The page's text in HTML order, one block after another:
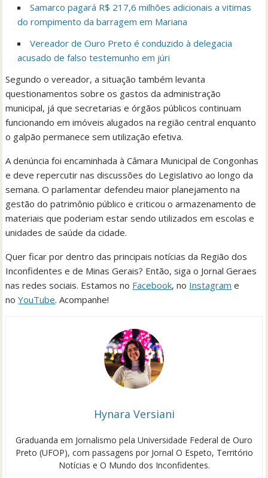
Samarco pagará R$ 217,6 milhões adicionais a vitimas
do rompimento da barragem em Mariana
Vereador de Ouro Preto é conduzido à delegacia
acusado de falso testemunho em júri
Segundo o vereador, a situação também levanta
questionamentos sobre os gastos da administração
municipal, já que secretarias e órgãos públicos continuam
funcionando em imóveis alugados na região central enquanto
o galpão permanece sem utilização efetiva.
A denúncia foi encaminhada à Câmara Municipal de Congonhas
e deve repercutir nas discussões do Legislativo ao longo da
semana. O parlamentar defendeu maior planejamento na
gestão do patrimônio público e criticou o armazenamento de
materiais que poderiam estar sendo utilizados em escolas e
unidades de saúde da cidade.
Quer ficar por dentro das principais notícias da Região dos
Inconfidentes e de Minas Gerais? Então, siga o Jornal Geraes
nas redes sociais. Estamos no Facebook, no Instagram e
noYouTube. Acompanhe!
Hynara Versiani
Graduanda em Jornalismo pela Universidade Federal de Ouro
Preto (UFOP), com passagens por Jornal O Espeto, Território
Notícias e O Mundo dos Inconfidentes.